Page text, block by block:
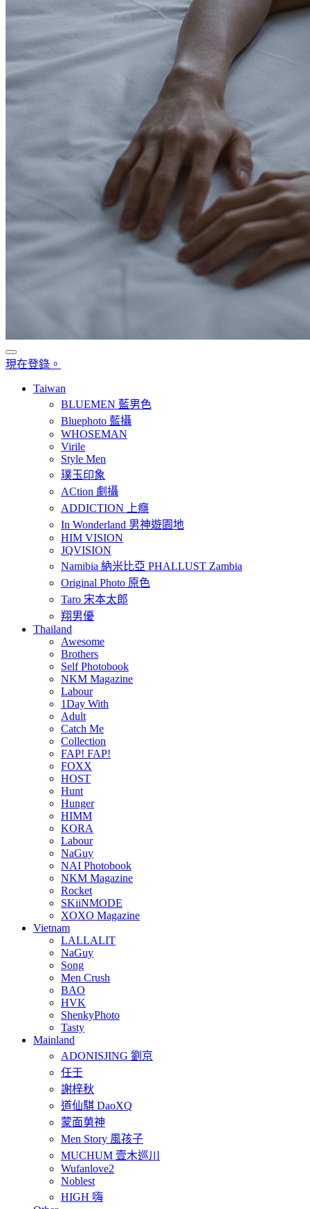
現在登錄。
Taiwan
BLUEMEN 藍男色
Bluephoto 藍攝
WHOSEMAN
Virile
Style Men
璞玉印象
ACtion 劇攝
ADDICTION 上癮
In Wonderland 男神遊園地
HIM VISION
JQVISION
Namibia 納米比亞 PHALLUST Zambia
Original Photo 原色
Taro 宋本太郎
翔男優
Thailand
Awesome
Brothers
Self Photobook
NKM Magazine
Labour
1Day With
Adult
Catch Me
Collection
FAP! FAP!
FOXX
HOST
Hunt
Hunger
HIMM
KORA
Labour
NaGuy
NAI Photobook
NKM Magazine
Rocket
SKiiNMODE
XOXO Magazine
Vietnam
LALLALIT
NaGuy
Song
Men Crush
BAO
HVK
ShenkyPhoto
Tasty
Mainland
ADONISJING 劉京
任壬
謝梓秋
道仙騏 DaoXQ
蒙面莮神
Men Story 風孩子
MUCHUM 壹木巡川
Wufanlove2
Noblest
HIGH 嗨